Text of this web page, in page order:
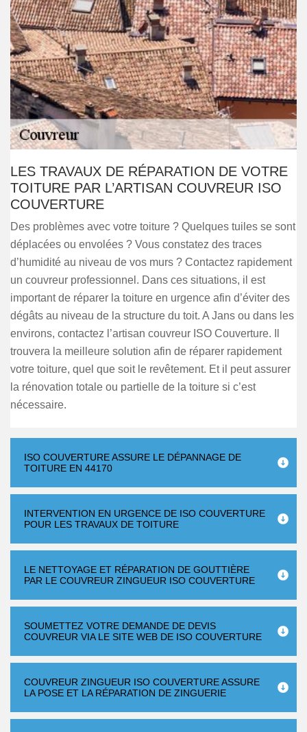
LES TRAVAUX DE RÉPARATION DE VOTRE
TOITURE PAR L’ARTISAN COUVREUR ISO
COUVERTURE
Des problèmes avec votre toiture ? Quelques tuiles se sont
déplacées ou envolées ? Vous constatez des traces
d’humidité au niveau de vos murs ? Contactez rapidement
un couvreur professionnel. Dans ces situations, il est
important de réparer la toiture en urgence afin d’éviter des
dégâts au niveau de la structure du toit. A Jans ou dans les
environs, contactez l’artisan couvreur ISO Couverture. Il
trouvera la meilleure solution afin de réparer rapidement
votre toiture, quel que soit le revêtement. Et il peut assurer
la rénovation totale ou partielle de la toiture si c’est
nécessaire.
ISO COUVERTURE ASSURE LE DÉPANNAGE DE
TOITURE EN 44170
INTERVENTION EN URGENCE DE ISO COUVERTURE
POUR LES TRAVAUX DE TOITURE
LE NETTOYAGE ET RÉPARATION DE GOUTTIÈRE
PAR LE COUVREUR ZINGUEUR ISO COUVERTURE
SOUMETTEZ VOTRE DEMANDE DE DEVIS
COUVREUR VIA LE SITE WEB DE ISO COUVERTURE
COUVREUR ZINGUEUR ISO COUVERTURE ASSURE
LA POSE ET LA RÉPARATION DE ZINGUERIE